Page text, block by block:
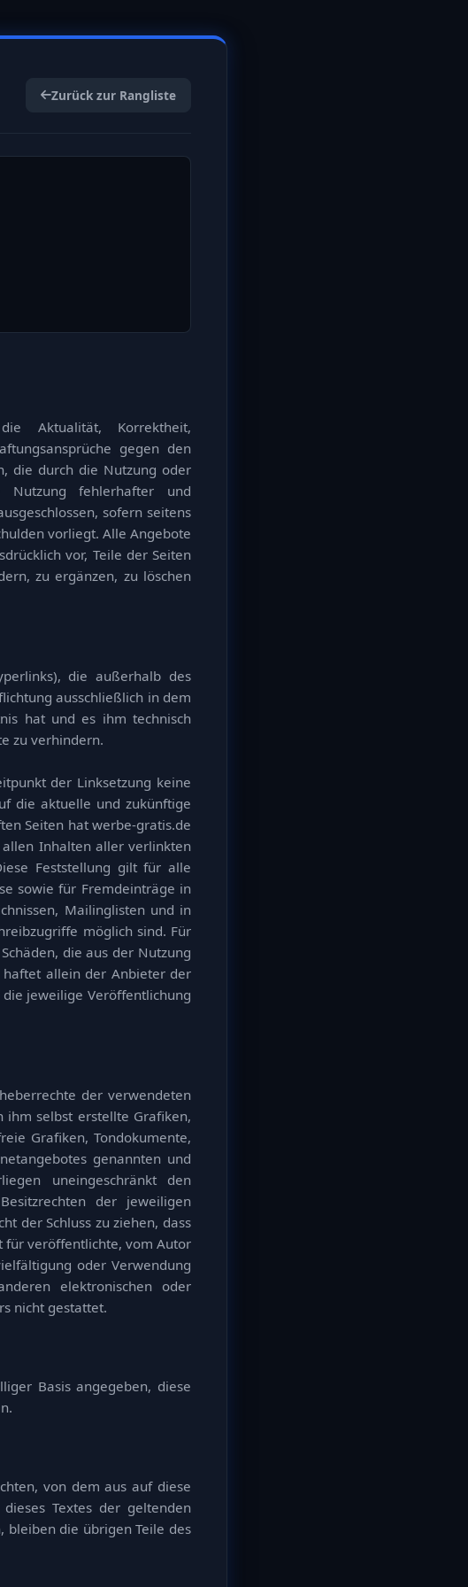
Zurück zur Rangliste
Aktualität, Korrektheit,
gegen den
die durch die Nutzung oder
Nutzung fehlerhafter und
sofern seitens
vorliegt. Alle Angebote
vor, Teile der Seiten
zu ergänzen, zu löschen
die außerhalb des
ausschließlich in dem
hat und es ihm technisch
zu verhindern.
der Linksetzung keine
die aktuelle und zukünftige
Seiten hat werbe-gratis.de
Inhalten aller verlinkten
Feststellung gilt für alle
sowie für Fremdeinträge in
Mailinglisten und in
möglich sind. Für
die aus der Nutzung
allein der Anbieter der
jeweilige Veröffentlichung
der verwendeten
ihm selbst erstellte Grafiken,
Grafiken, Tondokumente,
genannten und
uneingeschränkt den
der jeweiligen
der Schluss zu ziehen, dass
für veröffentlichte, vom Autor
oder Verwendung
elektronischen oder
nicht gestattet.
Basis angegeben, diese
von dem aus auf diese
Textes der geltenden
bleiben die übrigen Teile des